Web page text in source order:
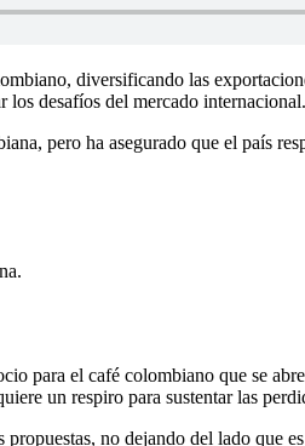
diversificando las
los desafíos del mercado internacional.
pero ha asegurado que el país
para el café colombiano que se
un respiro para sustentar las
no dejando del lado que